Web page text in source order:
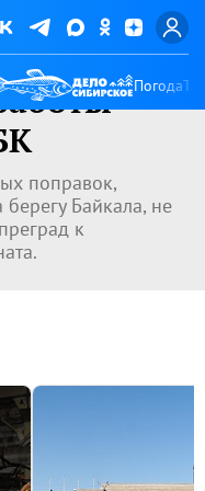
Погода
поправок,
Байкала, не
к